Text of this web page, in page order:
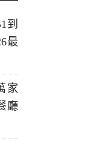
到
最
家
廳